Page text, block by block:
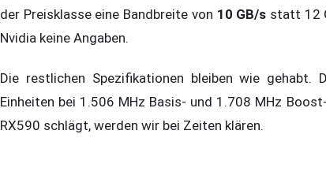
der Preisklasse eine Bandbreite von 10 GB/s statt 12
Nvidia keine Angaben.
Die restlichen Spezifikationen bleiben wie gehabt.
Einheiten bei 1.506 MHz Basis- und 1.708 MHz
RX590 schlägt, werden wir bei Zeiten klären.